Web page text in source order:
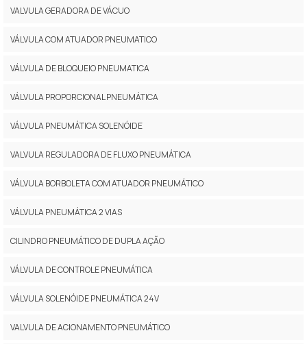
VALVULA GERADORA DE VÁCUO
VÁLVULA COM ATUADOR PNEUMATICO
VÁLVULA DE BLOQUEIO PNEUMATICA
VÁLVULA PROPORCIONAL PNEUMÁTICA
VÁLVULA PNEUMÁTICA SOLENÓIDE
VALVULA REGULADORA DE FLUXO PNEUMÁTICA
VÁLVULA BORBOLETA COM ATUADOR PNEUMÁTICO
VÁLVULA PNEUMÁTICA 2 VIAS
CILINDRO PNEUMÁTICO DE DUPLA AÇÃO
VÁLVULA DE CONTROLE PNEUMÁTICA
VÁLVULA SOLENÓIDE PNEUMÁTICA 24V
VALVULA DE ACIONAMENTO PNEUMÁTICO